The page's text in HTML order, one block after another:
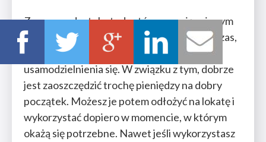
Znaczny odsetek studentów uczy się w innym
mieście niż to rodzinne. Studia to również czas,
w którym podejmujemy pierwsze próby
usamodzielnienia się. W związku z tym, dobrze
jest zaoszczędzić trochę pieniędzy na dobry
początek. Możesz je potem odłożyć na lokatę i
wykorzystać dopiero w momencie, w którym
okażą się potrzebne. Nawet jeśli wykorzystasz